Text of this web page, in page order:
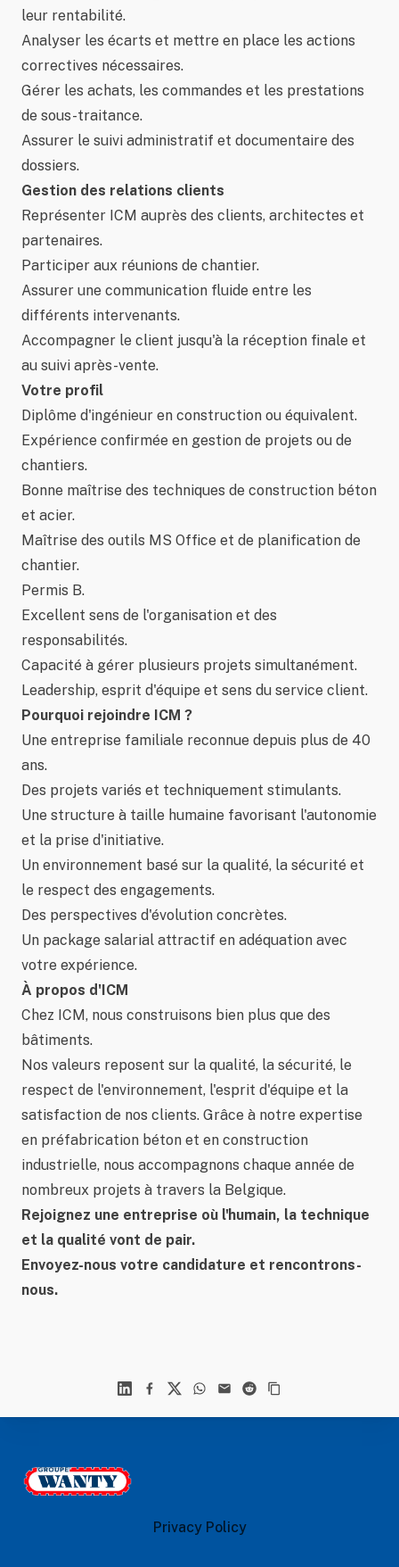
leur rentabilité.
Analyser les écarts et mettre en place les actions
correctives nécessaires.
Gérer les achats, les commandes et les prestations
de sous-traitance.
Assurer le suivi administratif et documentaire des
dossiers.
Gestion des relations clients
Représenter ICM auprès des clients, architectes et
partenaires.
Participer aux réunions de chantier.
Assurer une communication fluide entre les
différents intervenants.
Accompagner le client jusqu'à la réception finale et
au suivi après-vente.
Votre profil
Diplôme d'ingénieur en construction ou équivalent.
Expérience confirmée en gestion de projets ou de
chantiers.
Bonne maîtrise des techniques de construction béton
et acier.
Maîtrise des outils MS Office et de planification de
chantier.
Permis B.
Excellent sens de l'organisation et des
responsabilités.
Capacité à gérer plusieurs projets simultanément.
Leadership, esprit d'équipe et sens du service client.
Pourquoi rejoindre ICM ?
Une entreprise familiale reconnue depuis plus de 40
ans.
Des projets variés et techniquement stimulants.
Une structure à taille humaine favorisant l'autonomie
et la prise d'initiative.
Un environnement basé sur la qualité, la sécurité et
le respect des engagements.
Des perspectives d'évolution concrètes.
Un package salarial attractif en adéquation avec
votre expérience.
À propos d'ICM
Chez ICM, nous construisons bien plus que des
bâtiments.
Nos valeurs reposent sur la qualité, la sécurité, le
respect de l'environnement, l'esprit d'équipe et la
satisfaction de nos clients. Grâce à notre expertise
en préfabrication béton et en construction
industrielle, nous accompagnons chaque année de
nombreux projets à travers la Belgique.
Rejoignez une entreprise où l'humain, la technique
et la qualité vont de pair.
Envoyez-nous votre candidature et rencontrons-
nous.
LinkedinFacebook
X WhatsApp
MailReddit
Le Groupe Wanty
Privacy Policy